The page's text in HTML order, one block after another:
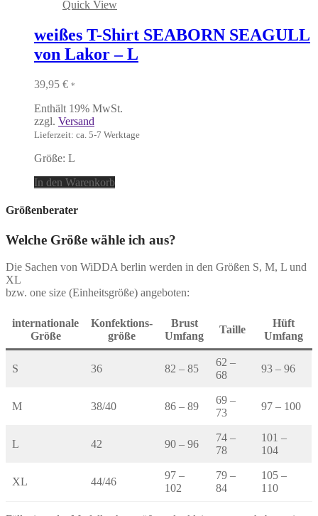
Quick View
weißes T-Shirt SEABORN SEAGULL
von Lakor – L
39,95 € *
Enthält 19% MwSt.
zzgl. Versand
Lieferzeit: ca. 5-7 Werktage
Größe: L
In den Warenkorb
Größenberater
Welche Größe wähle ich aus?
Die Sachen von WiDDA berlin werden in den Größen S, M, L und
XL
bzw. one size (Einheitsgröße) angeboten:
internationale
Größe
Konfektions-
größe
Brust
Umfang
Taille
Hüft
Umfang
S 36 82 – 85
62 –
68
93 – 96
M 38/40 86 – 89
69 –
73
97 – 100
L 42 90 – 96
74 –
78
101 –
104
XL 44/46
97 –
102
79 –
84
105 –
110